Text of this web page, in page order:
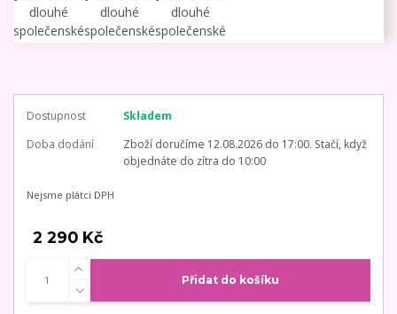
Dostupnost
Skladem
Doba dodání
Zboží doručíme 12.08.2026 do 17:00. Stačí, když
objednáte do zítra do 10:00
Nejsme plátci DPH
2 290 Kč
Přidat do košíku